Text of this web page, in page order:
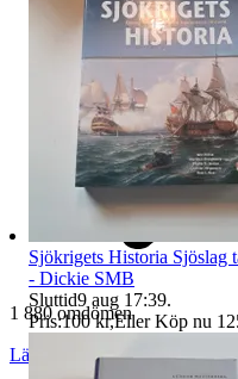
1 880 omdömen
Läs omdömen Följ
Sjökrigets Historia
- Dickie SMB
Sluttid9 aug 17:39.
Pris:100 kr,Eller Köp nu